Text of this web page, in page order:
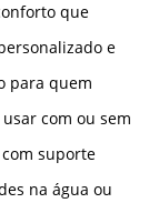
que
e
para quem
com ou sem
suporte
na água ou